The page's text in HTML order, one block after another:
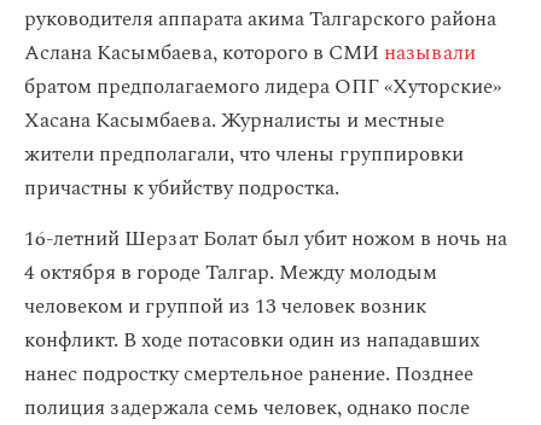
руководителя аппарата акима Талгарского района
Аслана Касымбаева, которого в СМИ называли
братом предполагаемого лидера ОПГ «Хуторские»
Хасана Касымбаева. Журналисты и местные
жители предполагали, что члены группировки
причастны к убийству подростка.
16-летний Шерзат Болат был убит ножом в ночь на
4 октября в городе Талгар. Между молодым
человеком и группой из 13 человек возник
конфликт. В ходе потасовки один из нападавших
нанес подростку смертельное ранение. Позднее
полиция задержала семь человек, однако после